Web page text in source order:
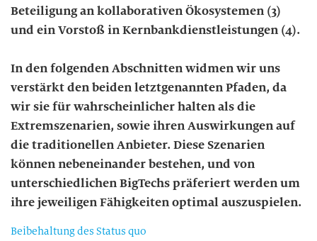
Beteiligung an kollaborativen Ökosystemen (3)
und ein Vorstoß in Kernbankdienstleistungen (4).
In den folgenden Abschnitten widmen wir uns
verstärkt den beiden letztgenannten Pfaden, da
wir sie für wahrscheinlicher halten als die
Extremszenarien, sowie ihren Auswirkungen auf
die traditionellen Anbieter. Diese Szenarien
können nebeneinander bestehen, und von
unterschiedlichen BigTechs präferiert werden um
ihre jeweiligen Fähigkeiten optimal auszuspielen.
Beibehaltung des Status quo